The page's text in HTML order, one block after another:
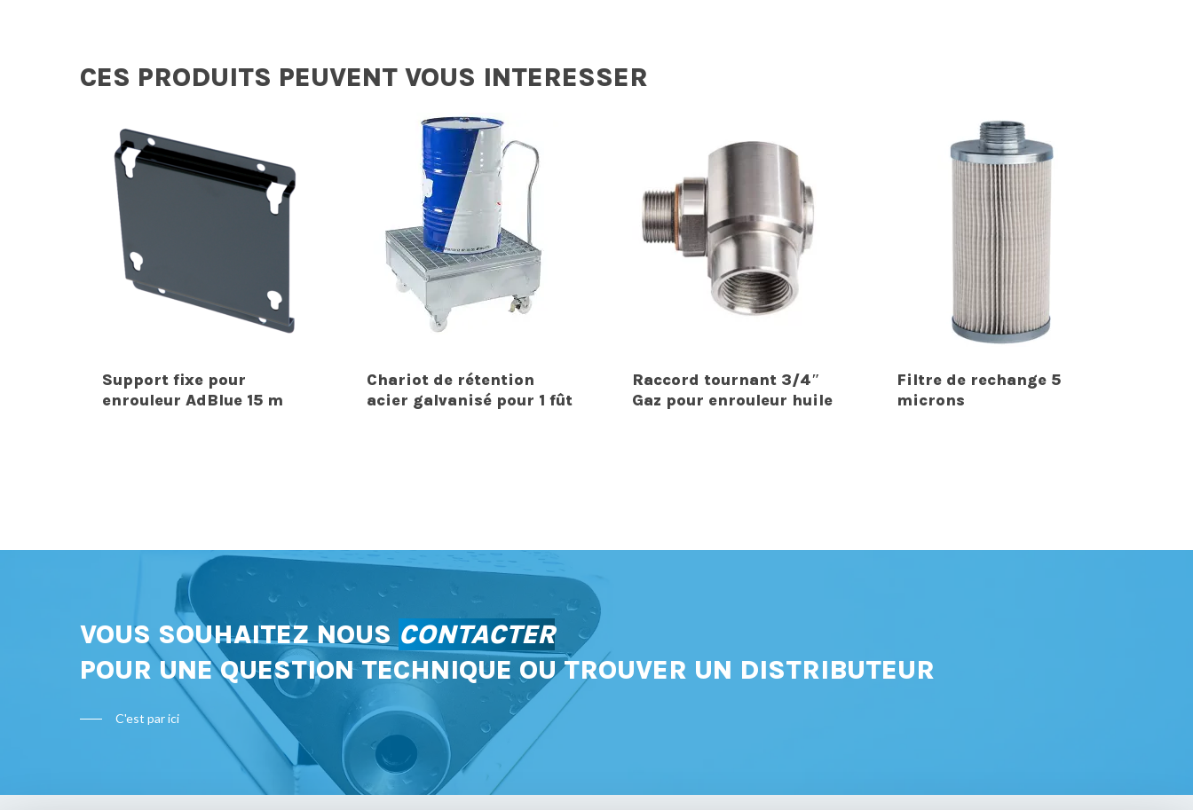
CES PRODUITS PEUVENT VOUS INTERESSER
Support fixe pour
enrouleur AdBlue 15 m
Chariot de rétention
acier galvanisé pour 1 fût
Raccord tournant 3/4″
Gaz pour enrouleur huile
Filtre de rechange 5
microns
VOUS SOUHAITEZ NOUS CONTACTER
POUR UNE QUESTION TECHNIQUE OU TROUVER UN DISTRIBUTEUR
C'est par ici